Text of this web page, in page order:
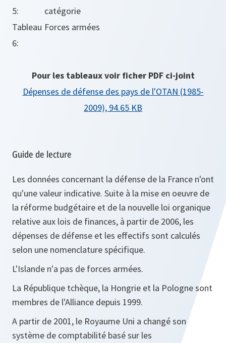
5:
catégorie
Tableau
6:
Forces armées
Pour les tableaux voir ficher PDF ci-joint
Dépenses de défense des pays de l'OTAN (1985-
2009), 94.65 KB
Guide de lecture
Les données concernant la défense de la France n'ont
qu'une valeur indicative. Suite à la mise en oeuvre de
la réforme budgétaire et de la nouvelle loi organique
relative aux lois de finances, à partir de 2006, les
dépenses de défense et les effectifs sont calculés
selon une nomenclature spécifique.
L'Islande n'a pas de forces armées.
La République tchèque, la Hongrie et la Pologne sont
membres de l'Alliance depuis 1999.
A partir de 2001, le Royaume Uni a changé son
système de comptabilité basé sur les